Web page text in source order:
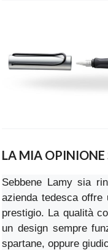
LA MIA
Sebbene Lamy sia
azienda tedesca offre
prestigio. La qualità
un design sempre
spartane, oppure